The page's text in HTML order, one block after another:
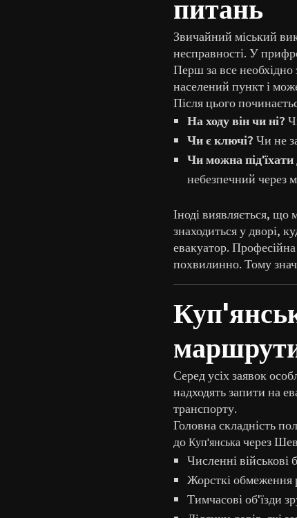
питань
Звичайний міський
несправності. У
Перш за все
населений пункт і
Після цього
На ходу він чи ні?
Чи є ключі? Чи не
Чи можна під'їхати
небезпечний через
Іноді виявляється, що
знаходиться у дворі,
евакуатор.
похвилинно. Тому
Серед усіх заявок
надходять запити на
транспорту.
Головна складність
доКуп'янська через
Численні військові
Жорсткі обмеження
Тимчасові об'їзди